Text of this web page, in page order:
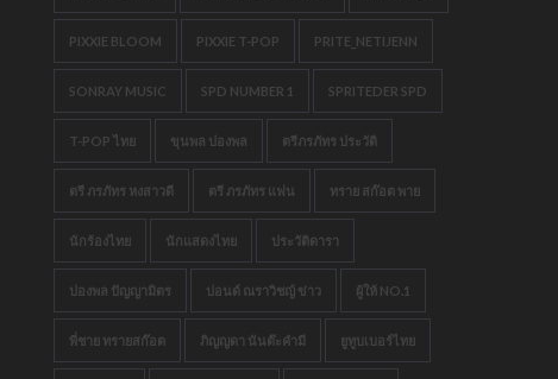
PIXXIE BLOOM PIXXIE T-POP PRITE_NETIJENN
SONRAY MUSIC SPD NUMBER 1 SPRITEDER SPD
T-POP ไทย ขุนพล ปองพล ตรีภรภัทร ประวัติ
ตรี ภรภัทร หงสาวดี ตรี ภรภัทร แฟน ทราย สก๊อต พาย
นักร้องไทย นักแสดงไทย ประวัติดารา
ปองพล ปัญญามิตร ปอนด์ ณราวิชญ์ ข่าว ผู้ให้ NO.1
พี่ชาย ทรายสก๊อต ภิญญดา นันต๊ะคำมี ยูทูบเบอร์ไทย